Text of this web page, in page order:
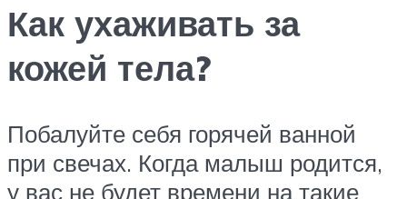
Как ухаживать за
кожей тела?
Побалуйте себя горячей ванной
при свечах. Когда малыш родится,
у вас не будет времени на такие